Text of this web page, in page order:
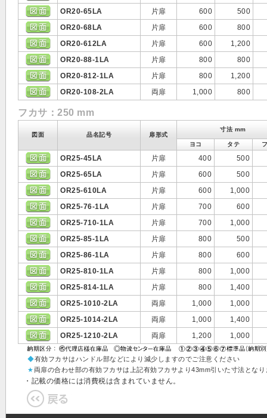
OR20-65LA
片扉 600
500
OR20-68LA
片扉 600
800
OR20-612LA
片扉 600
1,200
OR20-88-1LA
片扉 800
800
OR20-812-1LA
片扉 800
1,200
OR20-108-2LA
両扉 1,000 800
フカサ：250 mm
図面 品名記号 扉形式
寸法 mm
ヨコ タテ
OR25-45LA 片扉 400
500
OR25-65LA
片扉 600
500
OR25-610LA
片扉 600
1,000
OR25-76-1LA
片扉 700
600
OR25-710-1LA
片扉 700
1,000
OR25-85-1LA
片扉 800
500
OR25-86-1LA
片扉 800
600
OR25-810-1LA
片扉 800
1,000
OR25-814-1LA
片扉 800
1,400
OR25-1010-2LA
両扉 1,000
1,000
OR25-1014-2LA
両扉 1,000
1,400
OR25-1210-2LA
両扉 1,200 1,000
◆有効フカサはハンドル部などにより減少しますのでご注意ください
★両扉の合わせ部の有効フカサは上記有効フカサより43mm引いた寸法となり
・記載の価格には消費税は含まれていません。